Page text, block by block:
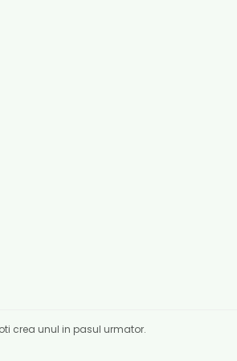
crea unul in pasul urmator.